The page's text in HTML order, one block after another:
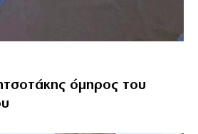
όμηρος του